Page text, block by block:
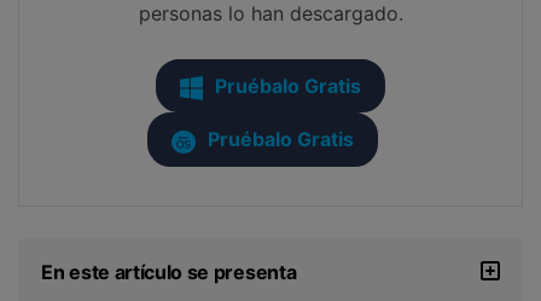
personas lo han descargado.
Pruébalo Gratis
Pruébalo Gratis
En este artículo se presenta